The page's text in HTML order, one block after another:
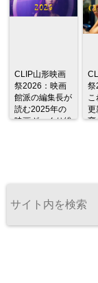
CLIP山形映画
祭2026：映画
館派の編集長が
読む2025年の
映画ざっくり総
祭
こ
更
変